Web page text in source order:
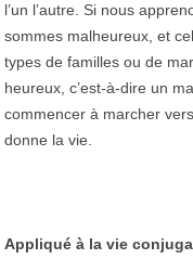
l’un l’autre. Si nous
sommes malheureux, et
types de familles ou de
heureux, c’est-à-dire un
commencer à marcher
donne la vie.
Appliqué à la vie